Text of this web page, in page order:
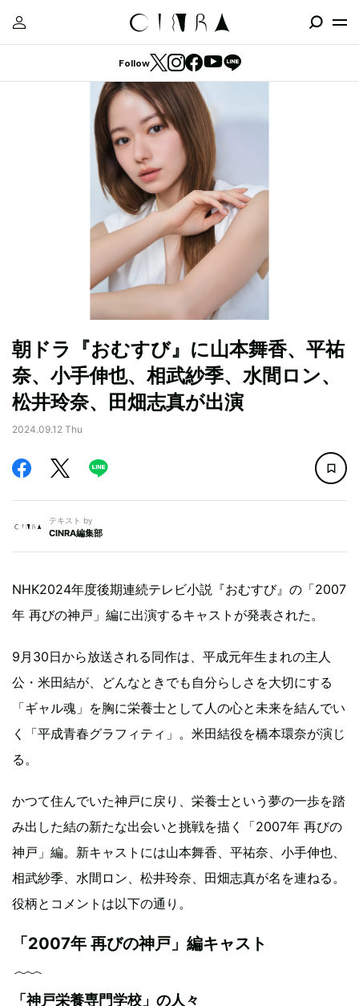
Follow
朝ドラ『おむすび』に山本舞香、平祐
奈、小手伸也、相武紗季、水間ロン、
松井玲奈、田畑志真が出演
2024.09.12 Thu
テキスト by
CINRA編集部
NHK2024年度後期連続テレビ小説『おむすび』の「2007
年 再びの神戸」編に出演するキャストが発表された。
9月30日から放送される同作は、平成元年生まれの主人
公・米田結が、どんなときでも自分らしさを大切にする
「ギャル魂」を胸に栄養士として人の心と未来を結んでい
く「平成青春グラフィティ」。米田結役を橋本環奈が演じ
る。
かつて住んでいた神戸に戻り、栄養士という夢の一歩を踏
み出した結の新たな出会いと挑戦を描く「2007年 再びの
神戸」編。新キャストには山本舞香、平祐奈、小手伸也、
相武紗季、水間ロン、松井玲奈、田畑志真が名を連ねる。
役柄とコメントは以下の通り。
「2007年 再びの神戸」編キャスト
「神戸栄養専門学校」の人々